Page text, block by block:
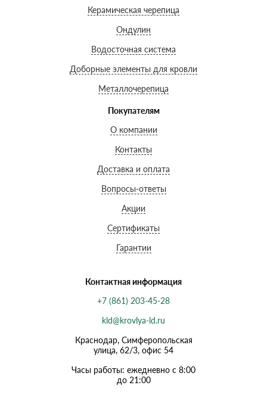
Керамическая черепица
Ондулин
Водосточная система
Доборные элементы для кровли
Металлочерепица
Покупателям
О компании
Контакты
Доставка и оплата
Вопросы-ответы
Акции
Сертификаты
Гарантии
Контактная информация
+7 (861) 203-45-28
kld@krovlya-ld.ru
Краснодар, Симферопольская
улица, 62/3, офис 54
Часы работы: ежедневно с 8:00
до 21:00